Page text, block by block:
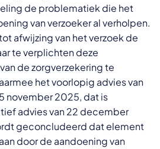
de problematiek die het
van verzoeker al verholpen.
afwijzing van het verzoek de
te verplichten deze
de zorgverzekering te
het voorlopig advies van
november 2025, dat is
advies van 22 december
geconcludeerd dat element
door de aandoening van